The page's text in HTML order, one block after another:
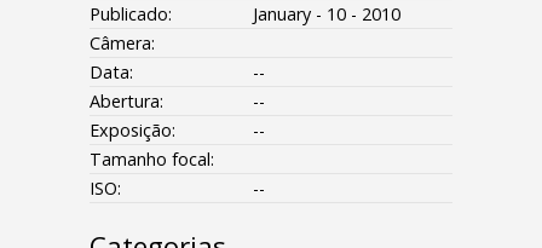
Publicado:
January - 10 - 2010
Câmera:
Data:
--
Abertura:
--
Exposição:
--
Tamanho focal:
ISO:
--